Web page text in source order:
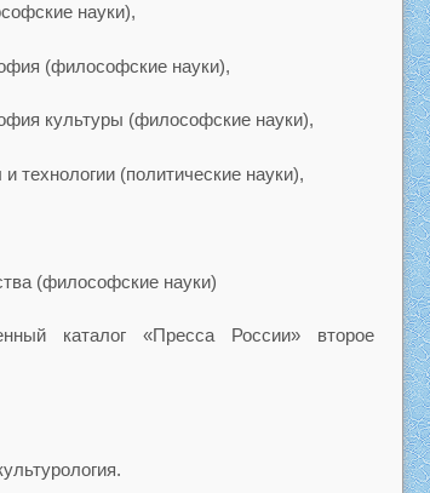
науки),
(философские науки),
культуры (философские науки),
технологии (политические науки),
(философские науки)
каталог «Пресса России» второе